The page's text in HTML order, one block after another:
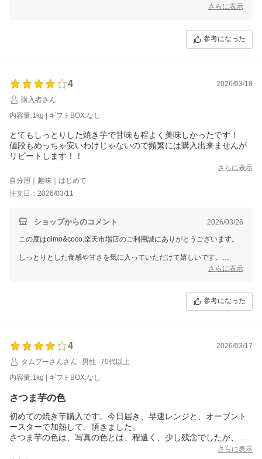
またぜひ日々の中でお楽しみいただけたら嬉しいです。ご利用お待ちし
さらに表示
参考になった
4
2026/03/18
購入者さん
内容量:1kg | ギフトBOX:なし
とてもしっとりした焼き芋で甘味も程よく美味しかったです！
値段もめっちゃ安いわけじゃないので頻繁には購入出来ませんが
リピートします！！
さらに表示
自分用｜趣味｜はじめて
注文日：2026/03/11
ショップからのコメント 2026/03/26
この度はoimo&coco.楽天市場店のご利用誠にありがとうございます。
しっとりとした食感や甘さを気に入っていただけて嬉しいです。
またご褒美やちょっとした楽しみとして、ぜひ思い出していただけたら
さらに表示
参考になった
4
2026/03/17
タムプーさんさん
男性
70代以上
内容量:1kg | ギフトBOX:なし
さつま芋の色
初めての焼き芋購入です。今日届き、早速レンジと、オーブント
ースターで加熱して、頂きました。
さつま芋の色は、写真の色とは、程遠く、少し残念でしたが、味
さらに表示